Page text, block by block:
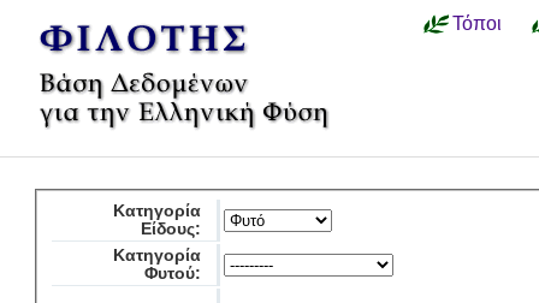
Τόποι
Κατηγορία
Είδους:
Κατηγορία
Φυτού: